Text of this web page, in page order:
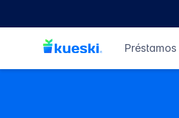
Préstamos